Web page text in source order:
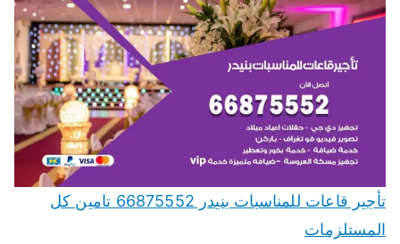
تأجير قاعات للمناسبات بنيدر 66875552 تامين كل
المستلزمات